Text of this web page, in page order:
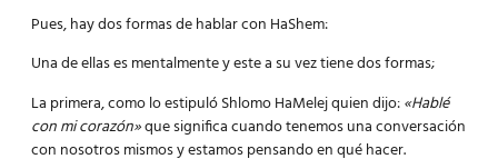
Pues, hay dos formas de hablar con HaShem:
Una de ellas es mentalmente y este a su vez tiene dos formas;
La primera, como lo estipuló Shlomo HaMelej quien dijo:«Hablé
con mi corazón»que significa cuando tenemos una conversación
con nosotros mismos y estamos pensando en qué hacer.